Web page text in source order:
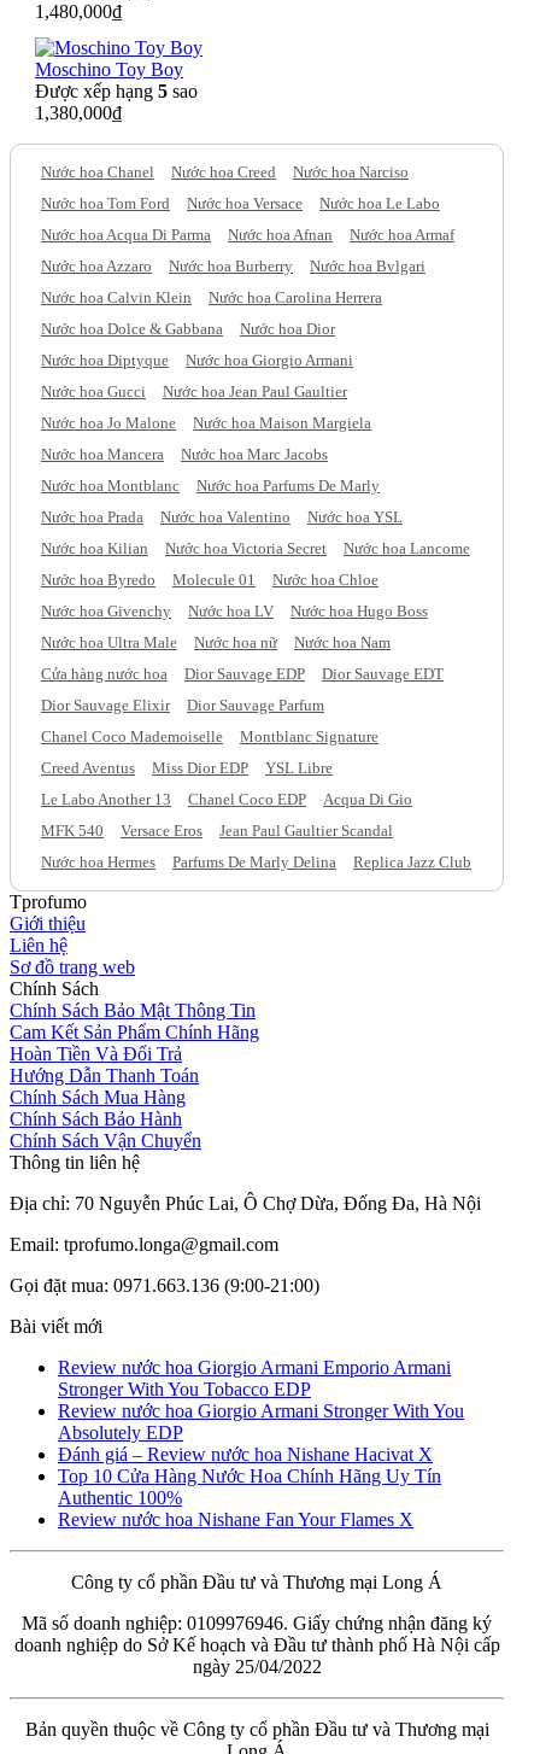
1,480,000₫
Moschino Toy Boy
Được xếp hạng 5 sao
1,380,000₫
Nước hoa Chanel Nước hoa Creed
Nước hoa Narciso
Nước hoa Tom Ford
Nước hoa Versace
Nước hoa Le Labo
Nước hoa Acqua Di Parma
Nước hoa Afnan
Nước hoa Armaf
Nước hoa Azzaro
Nước hoa Burberry
Nước hoa Bvlgari
Nước hoa Calvin Klein
Nước hoa Carolina Herrera
Nước hoa Dolce & Gabbana
Nước hoa Dior
Nước hoa Diptyque
Nước hoa Giorgio Armani
Nước hoa Gucci
Nước hoa Jean Paul Gaultier
Nước hoa Jo Malone
Nước hoa Maison Margiela
Nước hoa Mancera
Nước hoa Marc Jacobs
Nước hoa Montblanc
Nước hoa Parfums De Marly
Nước hoa Prada
Nước hoa Valentino
Nước hoa YSL
Nước hoa Kilian
Nước hoa Victoria Secret
Nước hoa Lancome
Nước hoa Byredo
Molecule 01
Nước hoa Chloe
Nước hoa Givenchy
Nước hoa LV
Nước hoa Hugo Boss
Nước hoa Ultra Male
Nước hoa nữ
Nước hoa Nam
Cửa hàng nước hoa
Dior Sauvage EDP
Dior Sauvage EDT
Dior Sauvage Elixir
Dior Sauvage Parfum
Chanel Coco Mademoiselle
Montblanc Signature
Creed Aventus
Miss Dior EDP
YSL Libre
Le Labo Another 13
Chanel Coco EDP
Acqua Di Gio
MFK 540
Versace Eros
Jean Paul Gaultier Scandal
Nước hoa Hermes
Parfums De Marly Delina Replica Jazz Club
Tprofumo
Giới thiệu
Liên hệ
Sơ đồ trang web
Chính Sách
Chính Sách Bảo Mật Thông Tin
Cam Kết Sản Phẩm Chính Hãng
Hoàn Tiền Và Đổi Trả
Hướng Dẫn Thanh Toán
Chính Sách Mua Hàng
Chính Sách Bảo Hành
Chính Sách Vận Chuyển
Thông tin liên hệ
Địa chỉ: 70 Nguyễn Phúc Lai, Ô Chợ Dừa, Đống Đa, Hà Nội
Email: tprofumo.longa@gmail.com
Gọi đặt mua: 0971.663.136 (9:00-21:00)
Bài viết mới
Review nước hoa Giorgio Armani Emporio Armani
Stronger With You Tobacco EDP
Review nước hoa Giorgio Armani Stronger With You
Absolutely EDP
Đánh giá – Review nước hoa Nishane Hacivat X
Top 10 Cửa Hàng Nước Hoa Chính Hãng Uy Tín
Authentic 100%
Review nước hoa Nishane Fan Your Flames X
Công ty cổ phần Đầu tư và Thương mại Long Á
Mã số doanh nghiệp: 0109976946. Giấy chứng nhận đăng ký
doanh nghiệp do Sở Kế hoạch và Đầu tư thành phố Hà Nội cấp
ngày 25/04/2022
Bản quyền thuộc về Công ty cổ phần Đầu tư và Thương mại